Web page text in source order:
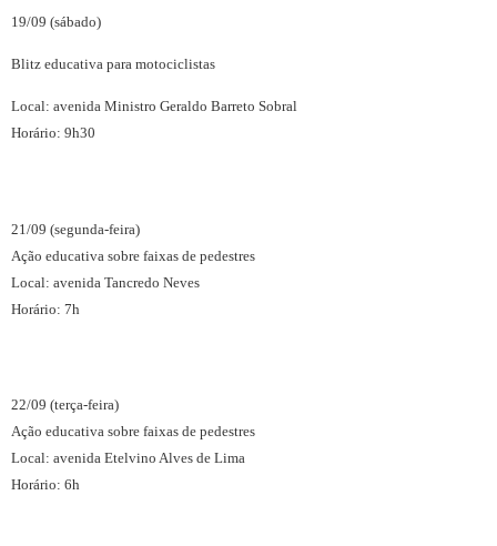
19/09 (sábado)
Blitz educativa para motociclistas
Local: avenida Ministro Geraldo Barreto Sobral
Horário: 9h30
21/09 (segunda-feira)
Ação educativa sobre faixas de pedestres
Local: avenida Tancredo Neves
Horário: 7h
22/09 (terça-feira)
Ação educativa sobre faixas de pedestres
Local: avenida Etelvino Alves de Lima
Horário: 6h